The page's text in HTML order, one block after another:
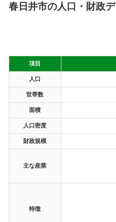
春日井市の人口・財政
項目
人口
世帯数
面積
人口密度
財政規模
主な産業
特徴